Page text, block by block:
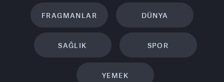
FRAGMANLAR DÜNYA
SAĞLIK SPOR
YEMEK